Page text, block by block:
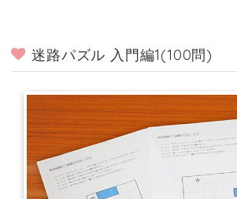
迷路パズル 入門編1(100問)